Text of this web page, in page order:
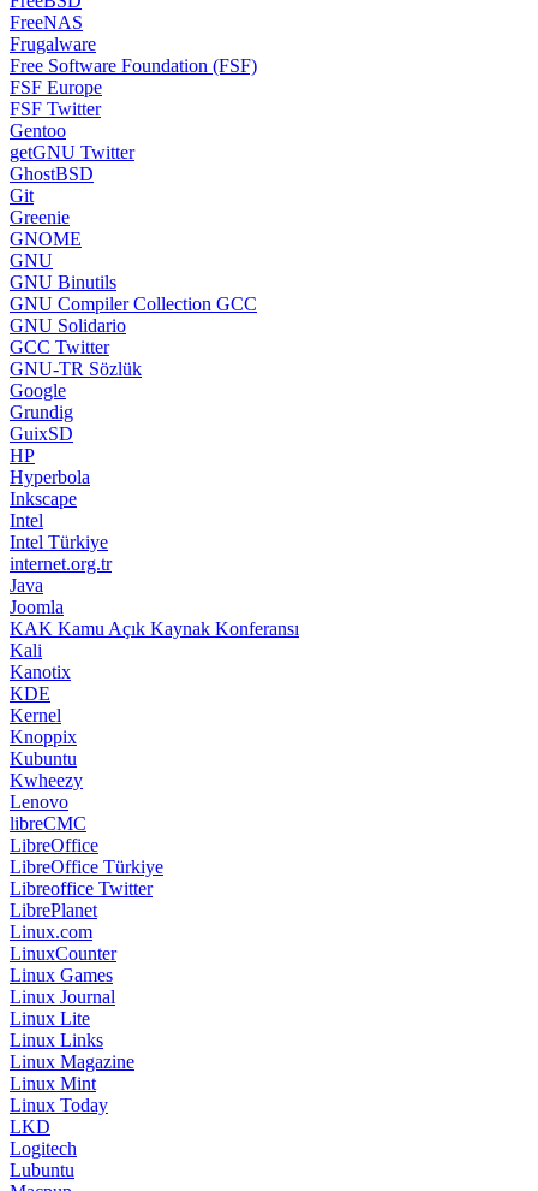
FreeNAS
Frugalware
Free Software Foundation (FSF)
FSF Europe
FSF Twitter
Gentoo
getGNU Twitter
GhostBSD
Git
Greenie
GNOME
GNU
GNU Binutils
GNU Compiler Collection GCC
GNU Solidario
GCC Twitter
GNU-TR Sözlük
Google
Grundig
GuixSD
HP
Hyperbola
Inkscape
Intel
Intel Türkiye
internet.org.tr
Java
Joomla
KAK Kamu Açık Kaynak Konferansı
Kali
Kanotix
KDE
Kernel
Knoppix
Kubuntu
Kwheezy
Lenovo
libreCMC
LibreOffice
LibreOffice Türkiye
Libreoffice Twitter
LibrePlanet
Linux.com
LinuxCounter
Linux Games
Linux Journal
Linux Lite
Linux Links
Linux Magazine
Linux Mint
Linux Today
LKD
Logitech
Lubuntu